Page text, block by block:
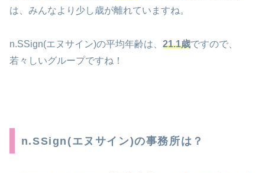
は、みんなより少し歳が離れていますね。
n.SSign(エヌサイン)の平均年齢は、 21.1歳ですので、
若々しいグループですね！
n.SSign(エヌサイン)の事務所は？